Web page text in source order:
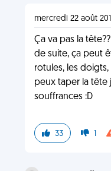
mercredi 22 août
Ça va pas la
de suite, ça peut
rotules, les
peux taper la tête
souffrances :D
33 1